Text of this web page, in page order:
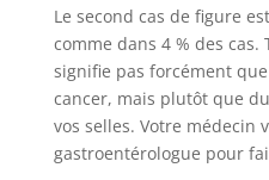
Le second cas de figure
comme dans 4 % des cas.
signifie pas forcément
cancer, mais plutôt que
vos selles. Votre médecin
gastroentérologue pour